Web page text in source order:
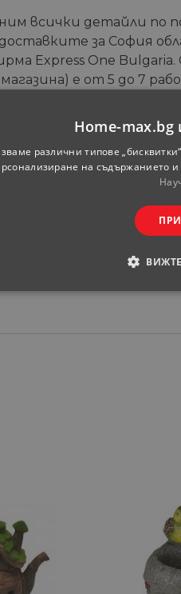
всички детайли по
за София
Express One
е от 5 до 7
на онлайн
Телефон *
Home-max.bg
различни типове
на съдържанието
минути
секунди
1 година
1 месец